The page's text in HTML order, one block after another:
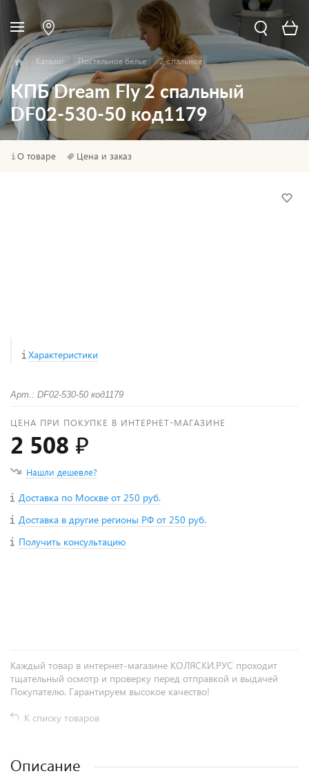
Каталог Постельное белье 2-спальное
КПБ Dream Fly 2 спальный
DF02-530-50 код1179
О товаре Цена и заказ
Характеристики
Арт.: DF02-530-50 код1179
ЦЕНА ПРИ ПОКУПКЕ В ИНТЕРНЕТ-МАГАЗИНЕ
2 508 ₽
Нашли дешевле?
Доставка по Москве от 250 руб.
Доставка в другие регионы РФ от 250 руб.
Получить консультацию
Каждый товар в интернет-магазине КОЛЯСКИ.РУС проходит
тщательный осмотр и проверку перед отправкой и выдачей
Покупателю. Гарантируем высокое качество!
К списку товаров
Описание